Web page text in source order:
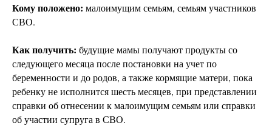
Кому положено: малоимущим семьям, семьям участников
СВО.
Как получить: будущие мамы получают продукты со
следующего месяца после постановки на учет по
беременности и до родов, а также кормящие матери, пока
ребенку не исполнится шесть месяцев, при представлении
справки об отнесении к малоимущим семьям или справки
об участии супруга в СВО.